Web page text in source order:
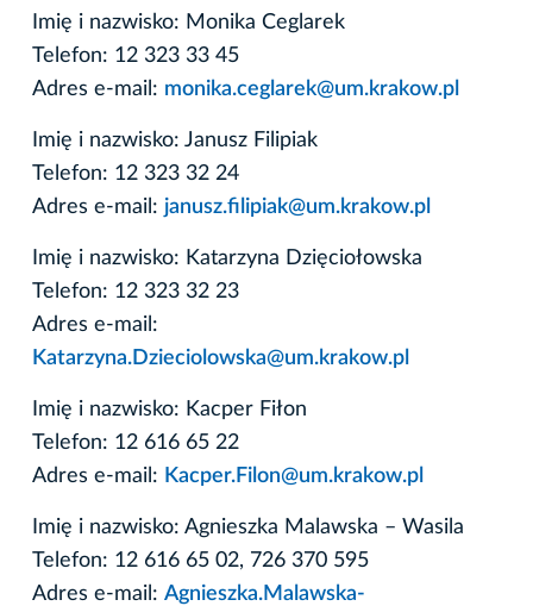
Imię i nazwisko: Monika Ceglarek
Telefon: 12 323 33 45
Adres e-mail: monika.ceglarek@um.krakow.pl
Imię i nazwisko: Janusz Filipiak
Telefon: 12 323 32 24
Adres e-mail: janusz.filipiak@um.krakow.pl
Imię i nazwisko: Katarzyna Dzięciołowska
Telefon: 12 323 32 23
Adres e-mail:
Katarzyna.Dzieciolowska@um.krakow.pl
Imię i nazwisko: Kacper Fiłon
Telefon: 12 616 65 22
Adres e-mail: Kacper.Filon@um.krakow.pl
Imię i nazwisko: Agnieszka Malawska – Wasila
Telefon: 12 616 65 02, 726 370 595
Adres e-mail: Agnieszka.Malawska-